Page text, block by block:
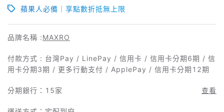
蘋果人必備｜享點數折抵無上限
品牌名稱 :MAXRO
付款方式 : 台灣Pay / LinePay / 信用卡 / 信用卡分期6期 / 信
用卡分期3期 / 更多行動支付 / ApplePay / 信用卡分期12期
分期銀行： 15家 查看